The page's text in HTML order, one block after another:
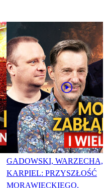
GADOWSKI, WARZECHA,
KARPIEL: PRZYSZŁOŚĆ
MORAWIECKIEGO,